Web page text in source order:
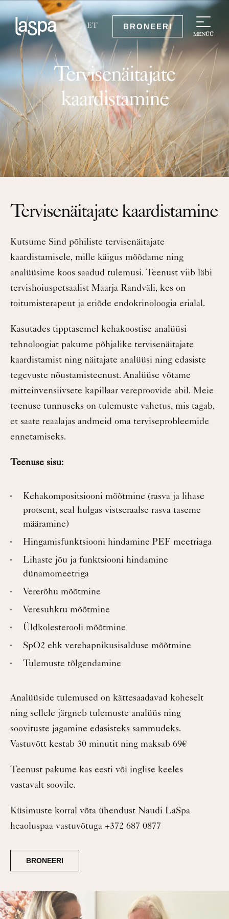
ET BRONEERI
MENÜÜ
Tervisenäitajate
kaardistamine
Tervisenäitajate kaardistamine
Kutsume Sind põhiliste tervisenäitajate
kaardistamisele, mille käigus mõõdame ning
analüüsime koos saadud tulemusi. Teenust viib läbi
tervishoiuspetsaalist Maarja Randväli, kes on
toitumisterapeut ja eriõde endokrinoloogia erialal.
Kasutades tipptasemel kehakoostise analüüsi
tehnoloogiat pakume põhjalike tervisenäitajate
kaardistamist ning näitajate analüüsi ning edasiste
tegevuste nõustamisteenust. Analüüse võtame
mitteinvensiivsete kapillaar vereproovide abil. Meie
teenuse tunnuseks on tulemuste vahetus, mis tagab,
et saate reaalajas andmeid oma terviseprobleemide
ennetamiseks.
Teenuse sisu:
Kehakompositsiooni mõõtmine (rasva ja lihase
protsent, seal hulgas vistseraalse rasva taseme
määramine)
Hingamisfunktsiooni hindamine PEF meetriaga
Lihaste jõu ja funktsiooni hindamine
dünamomeetriga
Vererõhu mõõtmine
Veresuhkru mõõtmine
Üldkolesterooli mõõtmine
SpO2 ehk verehapnikusisalduse mõõtmine
Tulemuste tõlgendamine
Analüüside tulemused on kättesaadavad koheselt
ning sellele järgneb tulemuste analüüs ning
soovituste jagamine edasisteks sammudeks.
Vastuvõtt kestab 30 minutit ning maksab 69€
Teenust pakume kas eesti või inglise keeles
vastavalt soovile.
Küsimuste korral võta ühendust Naudi LaSpa
heaoluspaa vastuvõtuga +372 687 0877
BRONEERI